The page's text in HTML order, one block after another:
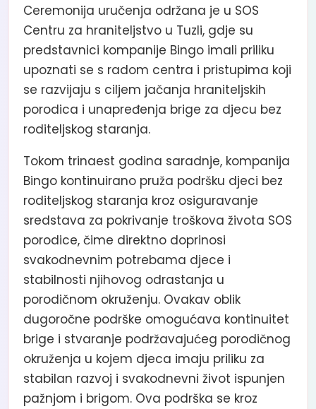
Ceremonija uručenja održana je u SOS
Centru za hraniteljstvo u Tuzli, gdje su
predstavnici kompanije Bingo imali priliku
upoznati se s radom centra i pristupima koji
se razvijaju s ciljem jačanja hraniteljskih
porodica i unapređenja brige za djecu bez
roditeljskog staranja.
Tokom trinaest godina saradnje, kompanija
Bingo kontinuirano pruža podršku djeci bez
roditeljskog staranja kroz osiguravanje
sredstava za pokrivanje troškova života SOS
porodice, čime direktno doprinosi
svakodnevnim potrebama djece i
stabilnosti njihovog odrastanja u
porodičnom okruženju. Ovakav oblik
dugoročne podrške omogućava kontinuitet
brige i stvaranje podržavajućeg porodičnog
okruženja u kojem djeca imaju priliku za
stabilan razvoj i svakodnevni život ispunjen
pažnjom i brigom. Ova podrška se kroz